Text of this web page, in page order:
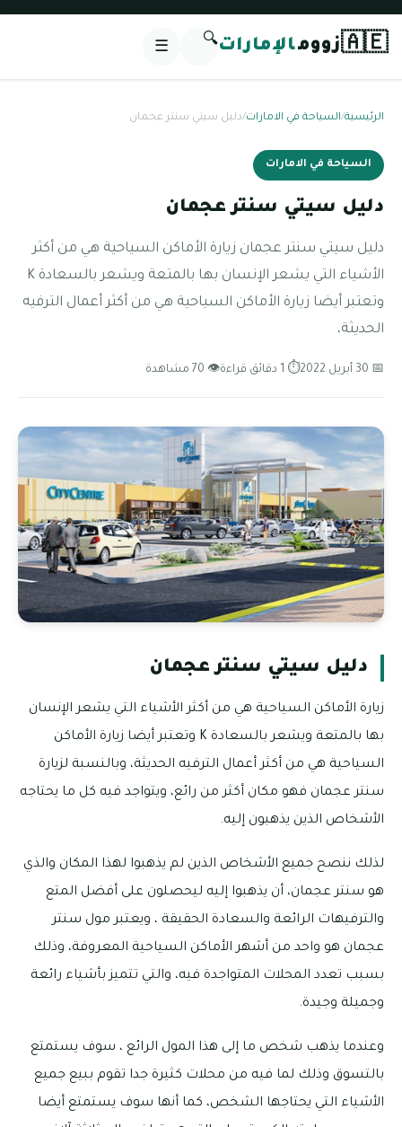
🇦🇪زوومالإمارات🔍
☰
الرئيسية/السياحة في الامارات/دليل سيتي سنتر عجمان
السياحة في الامارات
دليل سيتي سنتر عجمان
دليل سيتي سنتر عجمان زيارة الأماكن السياحية هي من أكثر
الأشياء التي يشعر الإنسان بها بالمتعة ويشعر بالسعادة K
وتعتبر أيضا زيارة الأماكن السياحية هي من أكثر أعمال الترفيه
الحديثة،
📅 30 أبريل 2022 ⏱ 1 دقائق قراءة 👁 70 مشاهدة
دليل سيتي سنتر عجمان
زيارة الأماكن السياحية هي من أكثر الأشياء التي يشعر الإنسان
بها بالمتعة ويشعر بالسعادة K وتعتبر أيضا زيارة الأماكن
السياحية هي من أكثر أعمال الترفيه الحديثة، وبالنسبة لزيارة
سنتر عجمان فهو مكان أكثر من رائع، ويتواجد فيه كل ما يحتاجه
الأشخاص الذين يذهبون إليه.
لذلك ننصح جميع الأشخاص الذين لم يذهبوا لهذا المكان والذي
هو سنتر عجمان، أن يذهبوا إليه ليحصلون على أفضل المتع
والترفيهات الرائعة والسعادة الحقيقة ، ويعتبر مول سنتر
عجمان هو واحد من أشهر الأماكن السياحية المعروفة، وذلك
بسبب تعدد المحلات المتواجدة فيه، والتي تتميز بأشياء رائعة
وجميلة وجيدة.
وعندما يذهب شخص ما إلى هذا المول الرائع ، سوف يستمتع
بالتسوق وذلك لما فيه من محلات كثيرة جدا تقوم ببيع جميع
الأشياء التي يحتاجها الشخص، كما أنها سوف يستمتع أيضا